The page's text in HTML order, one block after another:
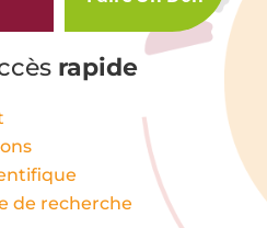
rapide
de recherche